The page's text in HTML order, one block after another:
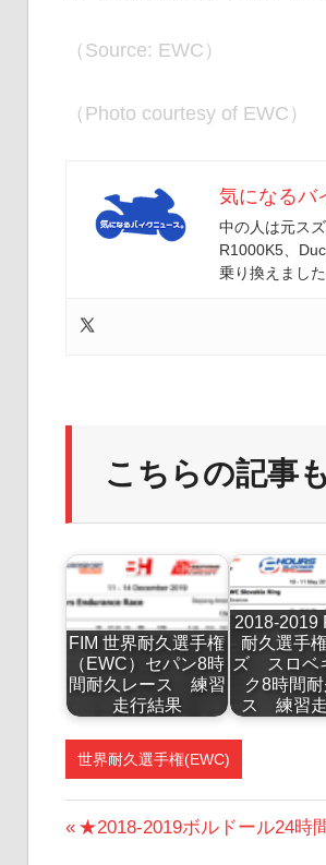
（Source: EWC）
（Photo courtesy of EWC）
気になるバ
中の人は元ス
R1000K5、
乗り換えました
こちらの記事
FIM 世界耐久選手権
（EWC）セパン8時
間耐久レース 練習
走行結果
2018-2019
耐久選手
ズ スロベ
ク8時間
ス 練習
世界耐久選手権(EWC)
投
前
★2018-2019ボルドール24時